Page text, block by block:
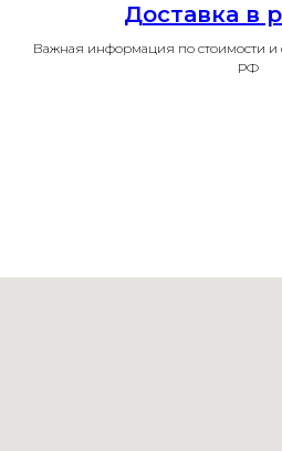
Доставка в
Важная информация по стоимости и
РФ